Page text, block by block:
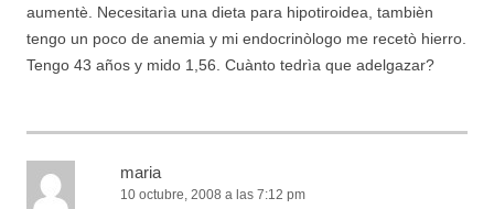
aumentè. Necesitarìa una dieta para hipotiroidea, tambièn
tengo un poco de anemia y mi endocrinòlogo me recetò hierro.
Tengo 43 años y mido 1,56. Cuànto tedrìa que adelgazar?
maria
10 octubre, 2008 a las 7:12 pm